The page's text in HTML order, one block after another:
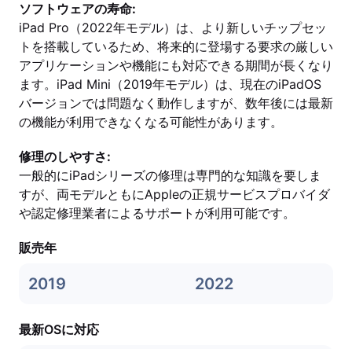
ソフトウェアの寿命:
iPad Pro（2022年モデル）は、より新しいチップセッ
トを搭載しているため、将来的に登場する要求の厳しい
アプリケーションや機能にも対応できる期間が長くなり
ます。iPad Mini（2019年モデル）は、現在のiPadOS
バージョンでは問題なく動作しますが、数年後には最新
の機能が利用できなくなる可能性があります。
修理のしやすさ:
一般的にiPadシリーズの修理は専門的な知識を要しま
すが、両モデルともにAppleの正規サービスプロバイダ
や認定修理業者によるサポートが利用可能です。
販売年
2019 2022
最新OSに対応